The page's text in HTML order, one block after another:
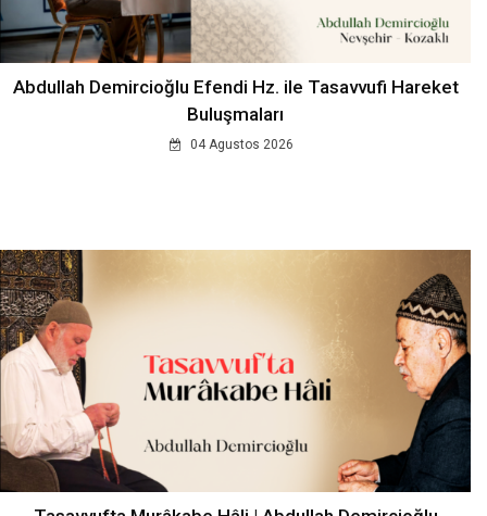
Abdullah Demircioğlu Efendi Hz. ile Tasavvufi Hareket
Buluşmaları
04 Agustos 2026